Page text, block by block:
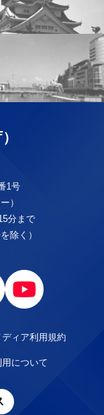
1号
）
分まで
除く）
ィア利用規約
について